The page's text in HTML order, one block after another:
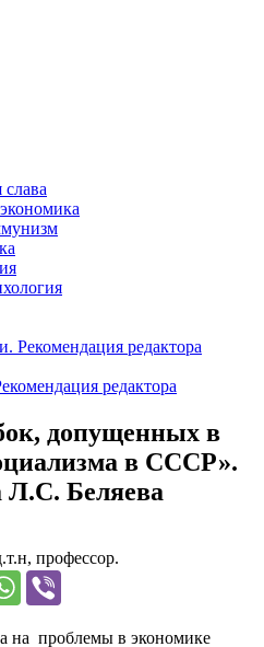
Рекомендация редактора
редактора
допущенных в
в СССР».
Л.С. Беляева
профессор.
на проблемы в экономике